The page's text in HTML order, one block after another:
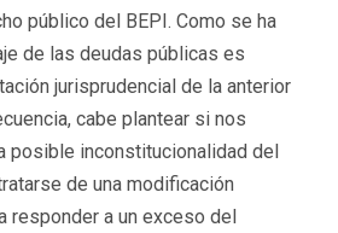
público del BEPI. Como se ha
de las deudas públicas es
jurisprudencial de la anterior
cabe plantear si nos
posible inconstitucionalidad del
de una modificación
responder a un exceso del